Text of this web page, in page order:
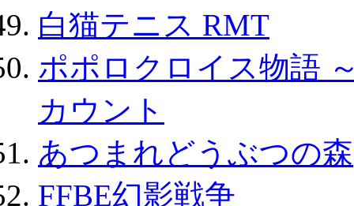
白猫テニス RMT
ポポロクロイス物語
カウント
あつまれどうぶつの森
FFBE幻影戦争